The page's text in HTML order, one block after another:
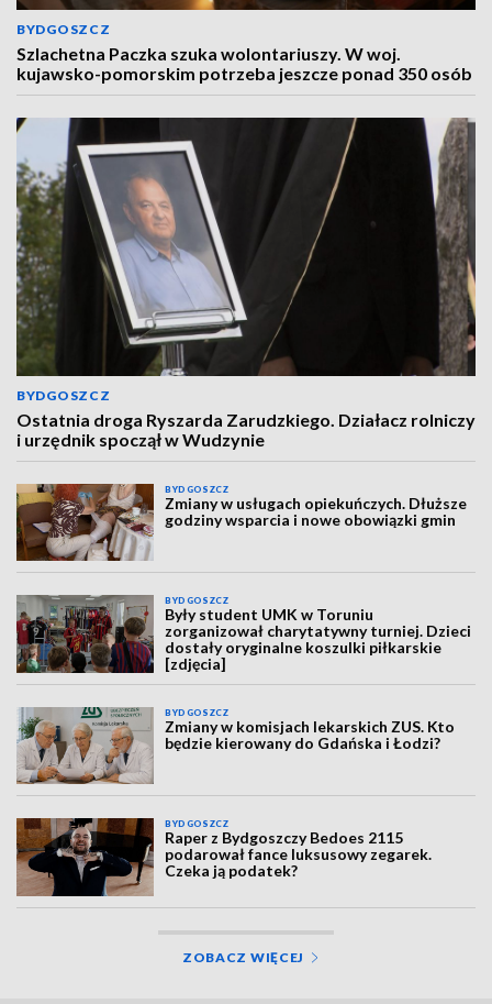
BYDGOSZCZ
Szlachetna Paczka szuka wolontariuszy. W woj.
kujawsko-pomorskim potrzeba jeszcze ponad 350 osób
BYDGOSZCZ
Ostatnia droga Ryszarda Zarudzkiego. Działacz rolniczy
i urzędnik spoczął w Wudzynie
BYDGOSZCZ
Zmiany w usługach opiekuńczych. Dłuższe
godziny wsparcia i nowe obowiązki gmin
BYDGOSZCZ
Były student UMK w Toruniu
zorganizował charytatywny turniej. Dzieci
dostały oryginalne koszulki piłkarskie
[zdjęcia]
BYDGOSZCZ
Zmiany w komisjach lekarskich ZUS. Kto
będzie kierowany do Gdańska i Łodzi?
BYDGOSZCZ
Raper z Bydgoszczy Bedoes 2115
podarował fance luksusowy zegarek.
Czeka ją podatek?
ZOBACZ WIĘCEJ